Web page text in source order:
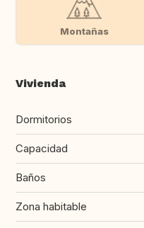
Montañas
Vivienda
Dormitorios
Capacidad
Baños
Zona habitable